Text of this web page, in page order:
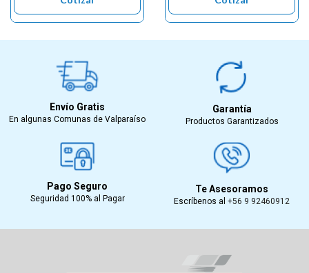
Envío Gratis
En algunas Comunas de Valparaíso
Garantía
Productos Garantizados
Pago Seguro
Seguridad 100% al Pagar
Te Asesoramos
Escríbenos al +56 9 92460912